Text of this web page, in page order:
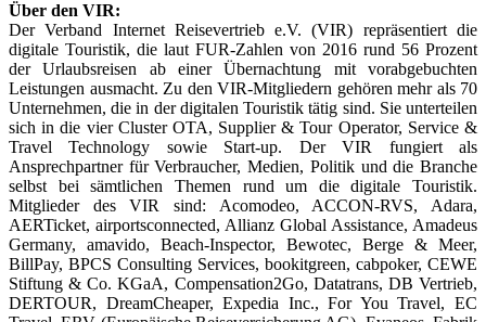
Über den VIR:
Der Verband Internet Reisevertrieb e.V. (VIR) repräsentiert die
digitale Touristik, die laut FUR-Zahlen von 2016 rund 56 Prozent
der Urlaubsreisen ab einer Übernachtung mit vorabgebuchten
Leistungen ausmacht. Zu den VIR-Mitgliedern gehören mehr als 70
Unternehmen, die in der digitalen Touristik tätig sind. Sie unterteilen
sich in die vier Cluster OTA, Supplier & Tour Operator, Service &
Travel Technology sowie Start-up. Der VIR fungiert als
Ansprechpartner für Verbraucher, Medien, Politik und die Branche
selbst bei sämtlichen Themen rund um die digitale Touristik.
Mitglieder des VIR sind: Acomodeo, ACCON-RVS, Adara,
AERTicket, airportsconnected, Allianz Global Assistance, Amadeus
Germany, amavido, Beach-Inspector, Bewotec, Berge & Meer,
BillPay, BPCS Consulting Services, bookitgreen, cabpoker, CEWE
Stiftung & Co. KGaA, Compensation2Go, Datatrans, DB Vertrieb,
DERTOUR, DreamCheaper, Expedia Inc., For You Travel, EC